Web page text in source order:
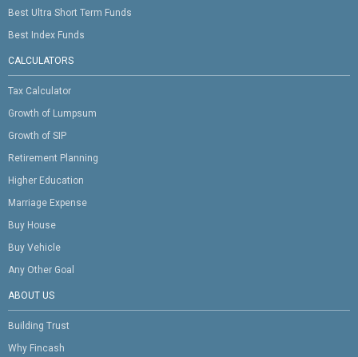
Best Ultra Short Term Funds
Best Index Funds
CALCULATORS
Tax Calculator
Growth of Lumpsum
Growth of SIP
Retirement Planning
Higher Education
Marriage Expense
Buy House
Buy Vehicle
Any Other Goal
ABOUT US
Building Trust
Why Fincash